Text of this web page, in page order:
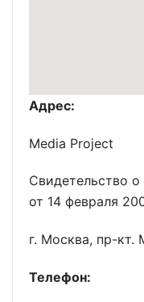
Адрес:
Media Project
Свидетельство
от 14 февраля
г. Москва, пр-кт.
Телефон: